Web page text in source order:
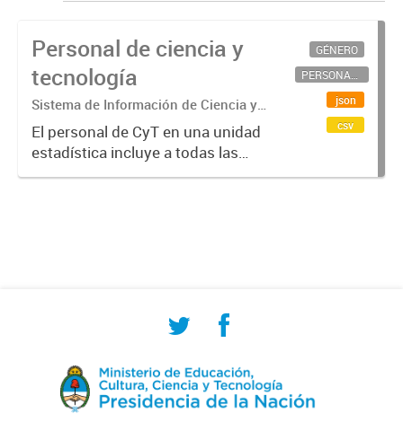
Personal de ciencia y
tecnología
Sistema de Información de Ciencia y
Tecnología Argentino (SICYTAR)
El personal de CyT en una unidad
estadística incluye a todas las
personas involucradas
GÉNERO
PERSONAL CIENTÍFICO-TECNOLÓGICO
json
csv